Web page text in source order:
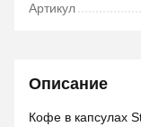
Артикул
Описание
Кофе в капсулах